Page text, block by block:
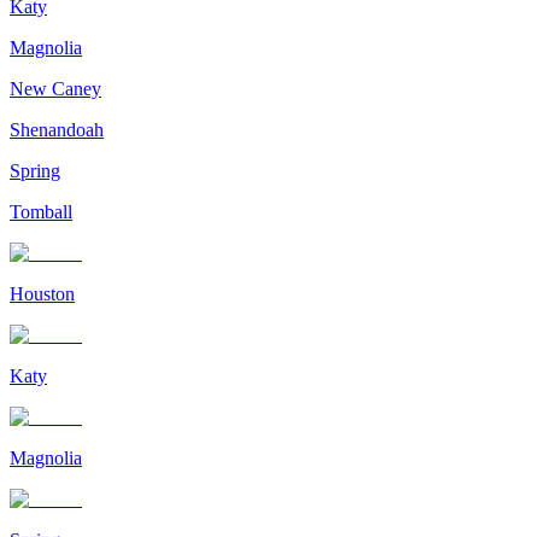
Katy
Magnolia
New Caney
Shenandoah
Spring
Tomball
Houston
Katy
Magnolia